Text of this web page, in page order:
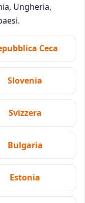
Ungheria,
Ceca
Slovenia
Svizzera
Bulgaria
Estonia